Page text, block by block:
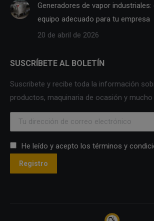
Generadores de vapor
equipo adecuado para tu empresa
20 de abril de 2026
SUSCRÍBETE AL BOLETÍN
Suscribete y recibe toda la información
productos, maquinaria de ocasión y mucho
He leído y acepto los términos y